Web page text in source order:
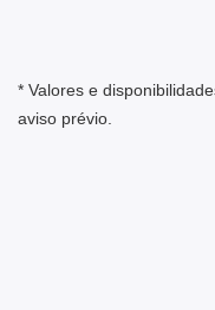
* Valores e
aviso prévio.